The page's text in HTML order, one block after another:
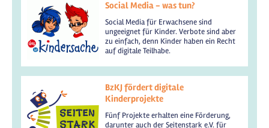
Social Media - was tun?
Social Media für Erwachsene sind
ungeeignet für Kinder. Verbote sind aber
zu einfach, denn Kinder haben ein Recht
auf digitale Teilhabe.
BzKJ fördert digitale
Kinderprojekte
Fünf Projekte erhalten eine Förderung,
darunter auch der Seitenstark e.V. für